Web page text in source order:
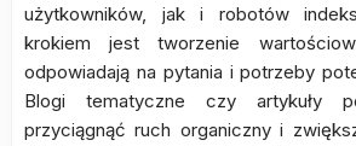
użytkowników, jak i robotów
krokiem jest tworzenie
odpowiadają na pytania i potrzeby
Blogi tematyczne czy artykuły
przyciągnąć ruch organiczny i